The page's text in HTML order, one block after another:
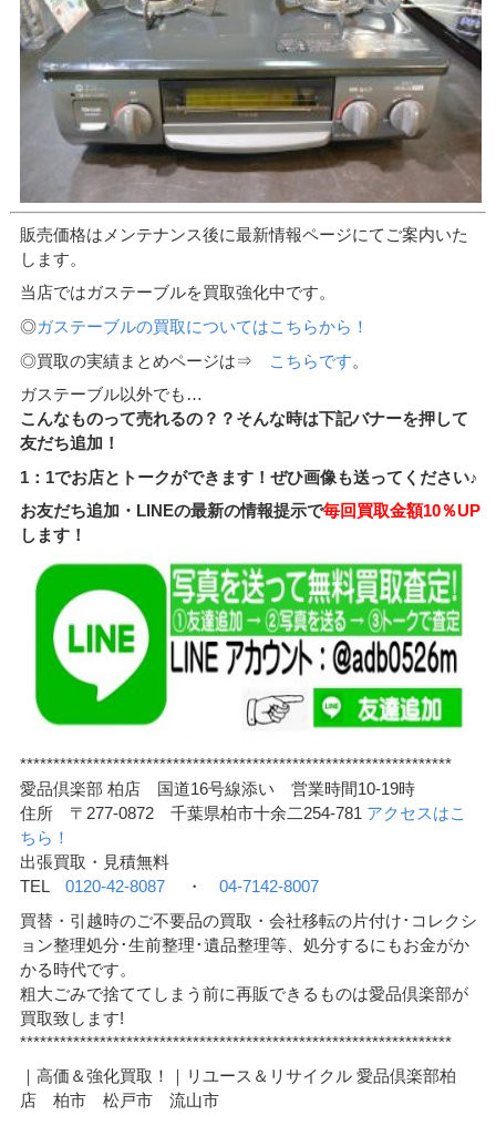
販売価格はメンテナンス後に最新情報ページにてご案内いた
します。
当店ではガステーブルを買取強化中です。
◎ガステーブルの買取についてはこちらから！
◎買取の実績まとめページは⇒
こちらです。
ガステーブル以外でも…
こんなものって売れるの？？そんな時は下記バナーを押して
友だち追加！
1：1でお店とトークができます！ぜひ画像も送ってください♪
お友だち追加・LINEの最新の情報提示で毎回買取金額10％UP
します！
*****************************************************************
愛品倶楽部 柏店 国道16号線添い 営業時間10-19時
住所 〒277-0872 千葉県柏市十余二254-781 アクセスはこ
ちら！
出張買取・見積無料
TEL0120-42-8087 ・04-7142-8007
買替・引越時のご不要品の買取・会社移転の片付け･コレクシ
ョン整理処分･生前整理･遺品整理等、処分するにもお金がか
かる時代です。
粗大ごみで捨ててしまう前に再販できるものは愛品倶楽部が
買取致します!
*****************************************************************
｜高価＆強化買取！｜リユース＆リサイクル 愛品倶楽部柏
店 柏市 松戸市 流山市